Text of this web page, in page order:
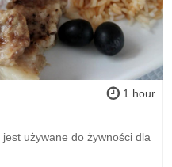
1 hour
używane do żywności dla